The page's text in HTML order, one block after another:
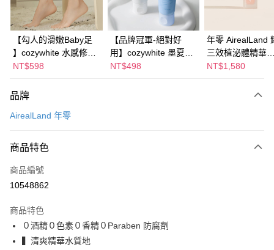
上海商業儲蓄銀行
台北富邦商業銀行
國泰世華商業銀行
兆豐國際商業銀行
臺灣中小企業銀行
台中商業銀行
匯豐（台灣）商業銀行
華泰商業銀行
聯邦商業銀行
遠東國際商業銀行
元大商業銀行
台新國際商業銀行
台灣樂天信用卡公司
LINE Pay
Apple Pay
悠遊付
全盈+PAY
大哥付你分期
【大哥付你分期使用說明】
2.付款方式選擇「大哥付你分期」，訂單成立後會自動跳轉到大哥付的交易
流程，驗證手機門號後，選擇欲分期的期數、繳款截止日，確認付款後即完
3.實際核准額度、可分期數及費用金額請依後續交易確認頁面所載為準。
4.訂單成立30分鐘內，如未前往確認交易或遇審核未通過，訂單將自動取
消。如遇「轉專審核」未通過狀況，表示未達大哥付你分期系統評分，恕無
法說明評估內容。
運送方式
全家取貨付款
每筆NT$80，滿NT$588(含以上)免運費
【勾人的滑嫩Baby足
】cozywhite 水感修護
嫩足霜 100mL【升級
double！只潤你腳不滑
你鞋的終極柔嫩代表，
一抹即水馬上吸收，跟
少女足！體驗優惠中！
『多入優惠』
NT$598
【品牌冠軍-絕對好
用】cozywhite 墨夏千
金亮白護手霜 40mL：
NT$498
年零 AirealLand
三效植泌體精華
30mL：全球獨家
膚。養出肌膚的
NT$1,580
品牌
AirealLand 年零
商品特色
商品編號
10548862
商品特色
０酒精０色素０香精０Paraben 防腐劑
▍清爽精華水質地